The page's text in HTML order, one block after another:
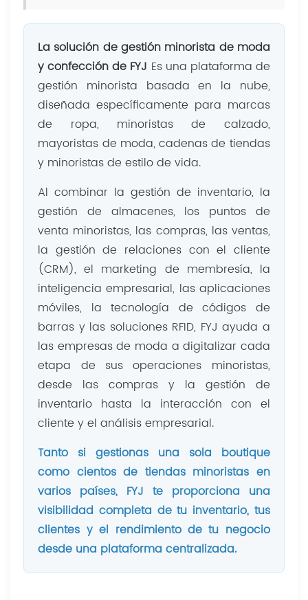
La solución de gestión minorista de moda
y confección de FYJ Es una plataforma de
gestión minorista basada en la nube,
diseñada específicamente para marcas
de ropa, minoristas de calzado,
mayoristas de moda, cadenas de tiendas
y minoristas de estilo de vida.
Al combinar la gestión de inventario, la
gestión de almacenes, los puntos de
venta minoristas, las compras, las ventas,
la gestión de relaciones con el cliente
(CRM), el marketing de membresía, la
inteligencia empresarial, las aplicaciones
móviles, la tecnología de códigos de
barras y las soluciones RFID, FYJ ayuda a
las empresas de moda a digitalizar cada
etapa de sus operaciones minoristas,
desde las compras y la gestión de
inventario hasta la interacción con el
cliente y el análisis empresarial.
Tanto si gestionas una sola boutique
como cientos de tiendas minoristas en
varios países, FYJ te proporciona una
visibilidad completa de tu inventario, tus
clientes y el rendimiento de tu negocio
desde una plataforma centralizada.